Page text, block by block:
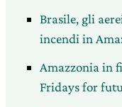
Brasile, gli
incendi in
Amazzonia in
Fridays for